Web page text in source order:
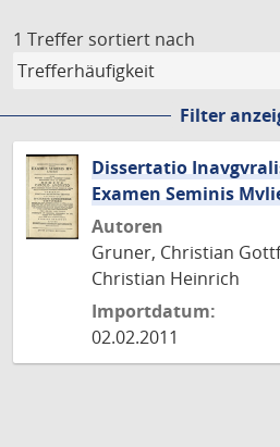
1 Treffer sortiert nach
Filter
Dissertatio
Examen Seminis
Autoren
Gruner, Christian
Christian Heinrich
Importdatum:
02.02.2011